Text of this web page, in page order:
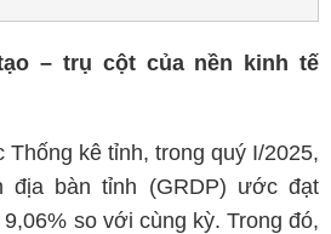
– trụ cột của nền kinh tế
Thống kê tỉnh, trong quý I/2025,
địa bàn tỉnh (GRDP) ước đạt
so với cùng kỳ. Trong đó,